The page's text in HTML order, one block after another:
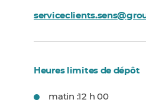
Heures limites de dépôt
matin :12 h 00